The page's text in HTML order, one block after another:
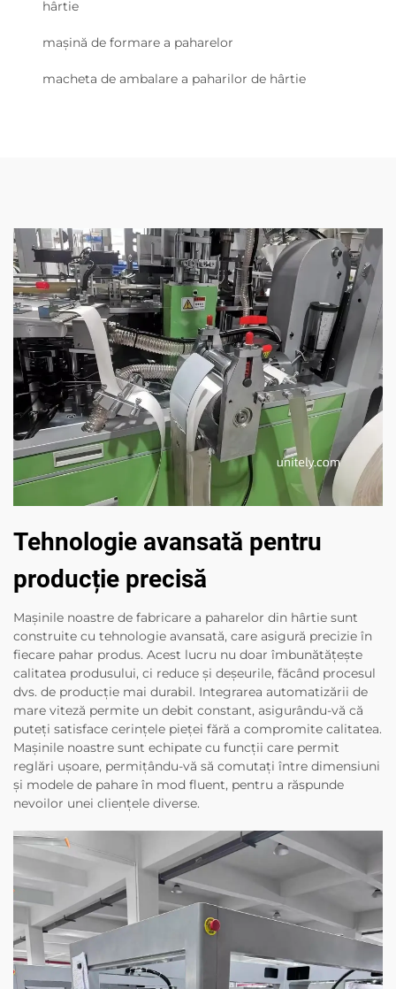
hârtie
mașină de formare a paharelor
macheta de ambalare a paharilor de hârtie
Tehnologie avansată pentru
producție precisă
Mașinile noastre de fabricare a paharelor din hârtie sunt
construite cu tehnologie avansată, care asigură precizie în
fiecare pahar produs. Acest lucru nu doar îmbunătățește
calitatea produsului, ci reduce și deșeurile, făcând procesul
dvs. de producție mai durabil. Integrarea automatizării de
mare viteză permite un debit constant, asigurându-vă că
puteți satisface cerințele pieței fără a compromite calitatea.
Mașinile noastre sunt echipate cu funcții care permit
reglări ușoare, permițându-vă să comutați între dimensiuni
și modele de pahare în mod fluent, pentru a răspunde
nevoilor unei cliențele diverse.